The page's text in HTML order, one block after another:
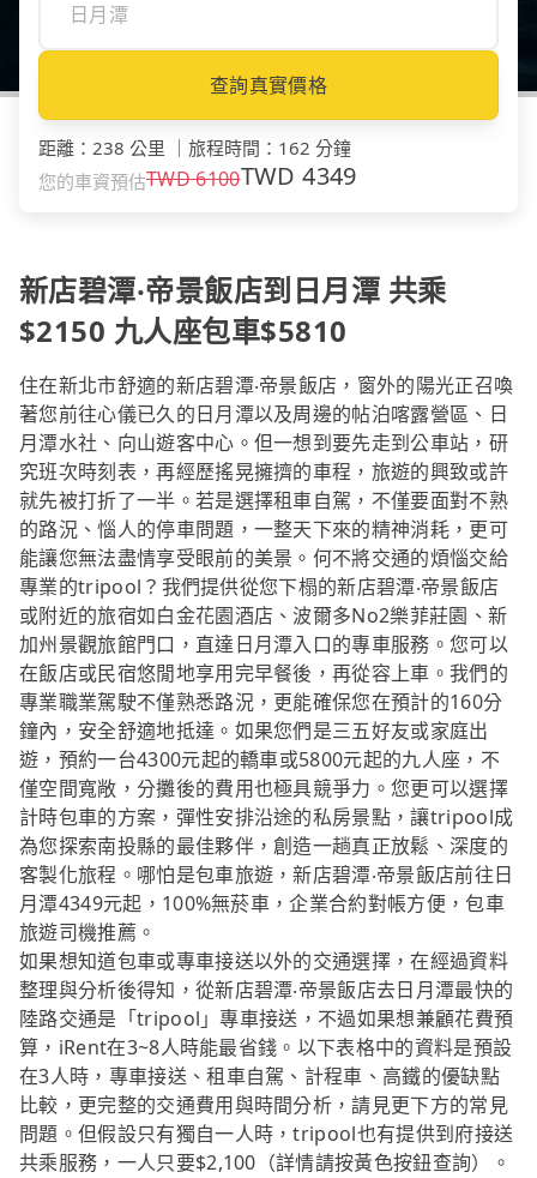
查詢真實價格
距離 ： 238 公里 旅程時間 ： 162 分鐘
您的車資預估TWD6100TWD4349
新店碧潭‧帝景飯店到日月潭 共乘
$2150 九人座包車$5810
住在新北市舒適的新店碧潭‧帝景飯店，窗外的陽光正召喚
著您前往心儀已久的日月潭以及周邊的帖泊喀露營區、日
月潭水社、向山遊客中心。但一想到要先走到公車站，研
究班次時刻表，再經歷搖晃擁擠的車程，旅遊的興致或許
就先被打折了一半。若是選擇租車自駕，不僅要面對不熟
的路況、惱人的停車問題，一整天下來的精神消耗，更可
能讓您無法盡情享受眼前的美景。何不將交通的煩惱交給
專業的tripool？我們提供從您下榻的新店碧潭‧帝景飯店
或附近的旅宿如白金花園酒店、波爾多No2樂菲莊園、新
加州景觀旅館門口，直達日月潭入口的專車服務。您可以
在飯店或民宿悠閒地享用完早餐後，再從容上車。我們的
專業職業駕駛不僅熟悉路況，更能確保您在預計的160分
鐘內，安全舒適地抵達。如果您們是三五好友或家庭出
遊，預約一台4300元起的轎車或5800元起的九人座，不
僅空間寬敞，分攤後的費用也極具競爭力。您更可以選擇
計時包車的方案，彈性安排沿途的私房景點，讓tripool成
為您探索南投縣的最佳夥伴，創造一趟真正放鬆、深度的
客製化旅程。哪怕是包車旅遊，新店碧潭‧帝景飯店前往日
月潭4349元起，100%無菸車，企業合約對帳方便，包車
旅遊司機推薦。
如果想知道包車或專車接送以外的交通選擇，在經過資料
整理與分析後得知，從新店碧潭‧帝景飯店去日月潭最快的
陸路交通是「tripool」專車接送，不過如果想兼顧花費預
算，iRent在3~8人時能最省錢。以下表格中的資料是預設
在3人時，專車接送、租車自駕、計程車、高鐵的優缺點
比較，更完整的交通費用與時間分析，請見更下方的常見
問題。但假設只有獨自一人時，tripool也有提供到府接送
共乘服務，一人只要$2,100（詳情請按黃色按鈕查詢）。